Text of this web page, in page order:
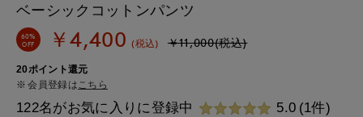
ベーシックコットンパンツ
60%
OFF
￥4,400 (税込) ￥11,000(税込)
20ポイント還元
会員登録は こちら
122名がお気に入りに登録中 5.0 (1件)